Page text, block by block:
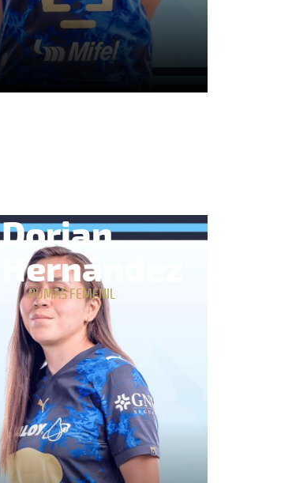
Dorian
Hernández
PUMAS FEMENIL